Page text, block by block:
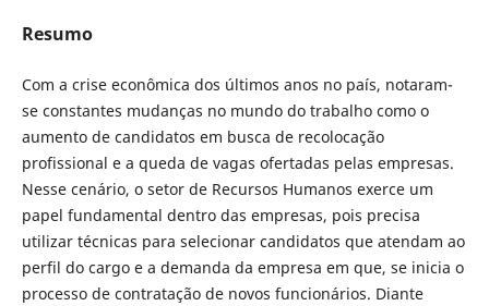
Resumo
Com a crise econômica dos últimos anos no país, notaram-
se constantes mudanças no mundo do trabalho como o
aumento de candidatos em busca de recolocação
profissional e a queda de vagas ofertadas pelas empresas.
Nesse cenário, o setor de Recursos Humanos exerce um
papel fundamental dentro das empresas, pois precisa
utilizar técnicas para selecionar candidatos que atendam ao
perfil do cargo e a demanda da empresa em que, se inicia o
processo de contratação de novos funcionários. Diante